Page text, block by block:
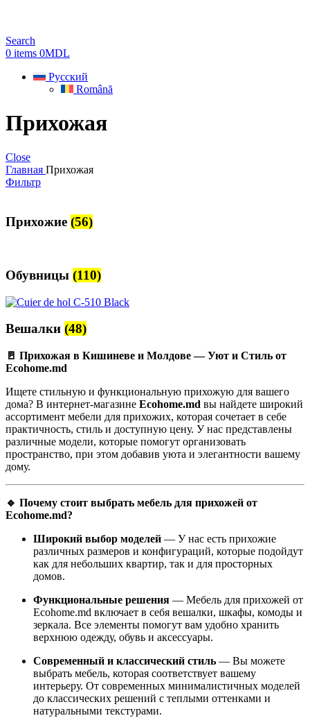
Search
0 items 0MDL
Русский
Română
Прихожая
Close
Главная Прихожая
Фильтр
Прихожие (56)
Обувницы (110)
Вешалки (48)
🚪 Прихожая в Кишиневе и Молдове — Уют и Стиль от
Ecohome.md
Ищете стильную и функциональную прихожую для вашего
дома? В интернет-магазине Ecohome.md вы найдете широкий
ассортимент мебели для прихожих, которая сочетает в себе
практичность, стиль и доступную цену. У нас представлены
различные модели, которые помогут организовать
пространство, при этом добавив уюта и элегантности вашему
дому.
🔹 Почему стоит выбрать мебель для прихожей от
Ecohome.md?
Широкий выбор моделей — У нас есть прихожие
различных размеров и конфигураций, которые подойдут
как для небольших квартир, так и для просторных
домов.
Функциональные решения — Мебель для прихожей от
Ecohome.md включает в себя вешалки, шкафы, комоды и
зеркала. Все элементы помогут вам удобно хранить
верхнюю одежду, обувь и аксессуары.
Современный и классический стиль — Вы можете
выбрать мебель, которая соответствует вашему
интерьеру. От современных минималистичных моделей
до классических решений с теплыми оттенками и
натуральными текстурами.